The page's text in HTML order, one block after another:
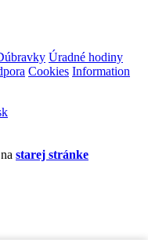
Úradné hodiny
Cookies Information
starej stránke